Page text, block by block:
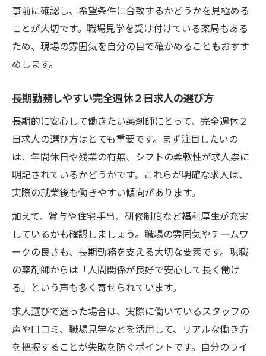
事前に確認し、希望条件に合致するかどうかを見極める
ことが大切です。職場見学を受け付けている薬局もある
ため、現場の雰囲気を自分の目で確かめることもおすす
めします。
長期勤務しやすい完全週休２日求人の選び方
長期的に安心して働きたい薬剤師にとって、完全週休２
日求人の選び方はとても重要です。まず注目したいの
は、年間休日や残業の有無、シフトの柔軟性が求人票に
明記されているかどうかです。これらが明確な求人は、
実際の就業後も働きやすい傾向があります。
加えて、賞与や住宅手当、研修制度など福利厚生が充実
しているかも確認しましょう。職場の雰囲気やチームワ
ークの良さも、長期勤務を支える大切な要素です。現職
の薬剤師からは「人間関係が良好で安心して長く働け
る」という声も多く寄せられています。
求人選びで迷った場合は、実際に働いているスタッフの
声や口コミ、職場見学などを活用して、リアルな働き方
を把握することが失敗を防ぐポイントです。自分のライ